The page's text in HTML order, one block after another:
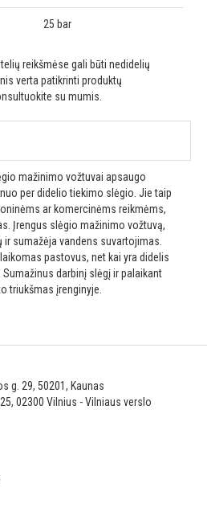
25 bar
reikšmėse gali būti nedidelių
verta patikrinti produktų
su mumis.
mažinimo vožtuvai apsaugo
per didelio tiekimo slėgio. Jie taip
ar komercinėms reikmėms,
Įrengus slėgio mažinimo vožtuvą,
sumažėja vandens suvartojimas.
pastovus, net kai yra didelis
darbinį slėgį ir palaikant
triukšmas įrenginyje.
g. 29, 50201, Kaunas
02300 Vilnius - Vilniaus verslo